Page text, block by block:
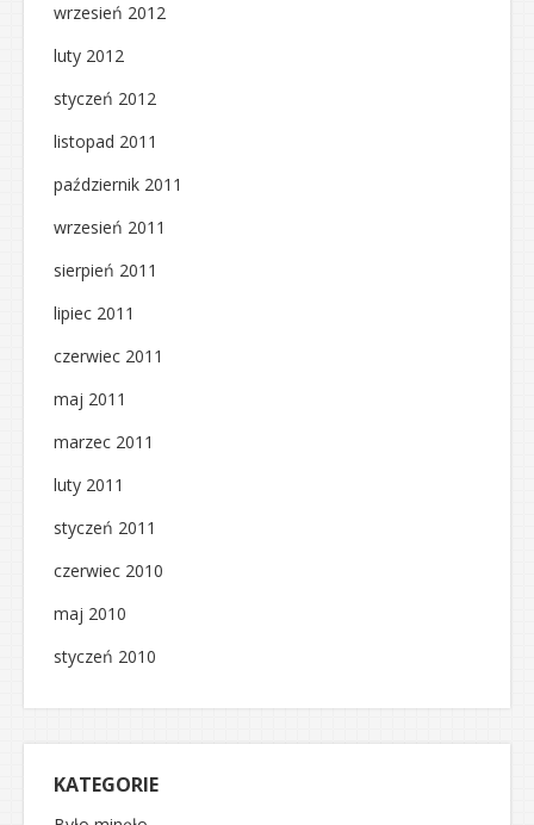
wrzesień 2012
luty 2012
styczeń 2012
listopad 2011
październik 2011
wrzesień 2011
sierpień 2011
lipiec 2011
czerwiec 2011
maj 2011
marzec 2011
luty 2011
styczeń 2011
czerwiec 2010
maj 2010
styczeń 2010
KATEGORIE